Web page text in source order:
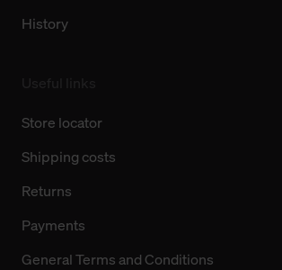
History
Store locator
Shipping costs
Returns
Payments
General Terms and Conditions